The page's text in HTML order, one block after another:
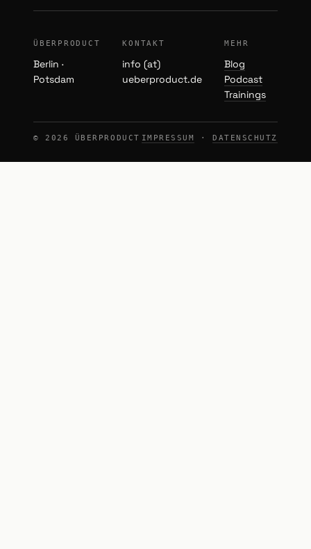
ÜBERPRODUCT
Berlin ·
Potsdam
KONTAKT
info (at)
ueberproduct.de
MEHR
Blog
Podcast
Trainings
© 2026 ÜBERPRODUCT IMPRESSUM · DATENSCHUTZ